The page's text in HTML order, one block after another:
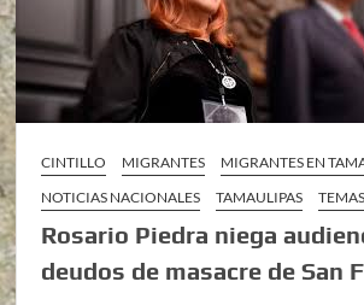
CINTILLO MIGRANTES
MIGRANTES EN
NOTICIAS NACIONALES
TAMAULIPAS
Rosario Piedra niega
deudos de masacre de San